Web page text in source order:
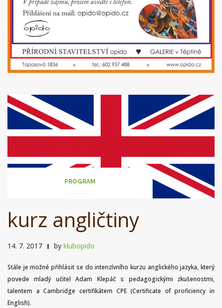
PROGRAM
kurz angličtiny
14. 7. 2017 by klubopido
Stále je možné přihlásit se do intenzívního kurzu anglického jazyka, který
povede mladý učitel Adam Klepáč s pedagogickými zkušenostmi,
talentem a Cambridge certifikátem CPE (Certificate of proficiency in
English).